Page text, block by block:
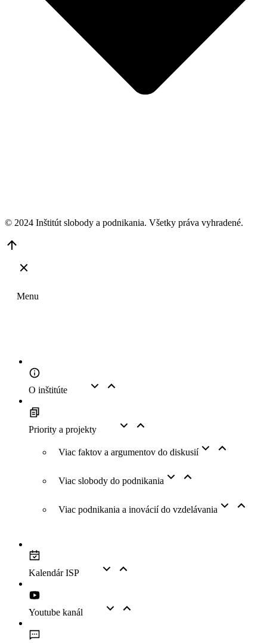
© 2024 Inštitút slobody a podnikania. Všetky práva vyhradené.
Top
Menu
O inštitúte
Priority a projekty
Viac faktov a argumentov do diskusií
Viac slobody do podnikania
Viac podnikania a inovácií do vzdelávania
Kalendár ISP
Youtube kanál